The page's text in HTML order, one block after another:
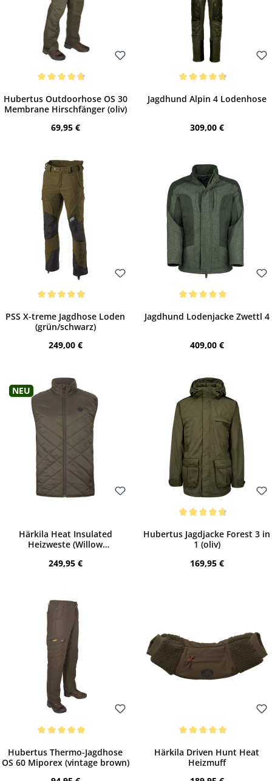
Bewerten
Hubertus Outdoorhose OS 30
Membrane Hirschfänger (oliv)
Regulärer Preis:
69,95 €
Bewerten
Jagdhund Alpin 4 Lodenhose
Regulärer Preis:
309,00 €
PSS X-treme Jagdhose Loden
(grün/schwarz)
Regulärer Preis:
249,00 €
Jagdhund Lodenjacke Zwettl 4
Regulärer Preis:
409,00 €
Neu
Härkila Heat Insulated
Heizweste (Willow
Regulärer Preis:
249,95 €
Bewerten
Hubertus Jagdjacke Forest 3 in
1 (oliv)
Regulärer Preis:
169,95 €
Bewerten
Hubertus Thermo-Jagdhose
OS 60 Miporex (vintage brown)
Bewerten
Härkila Driven Hunt Heat
Heizmuff